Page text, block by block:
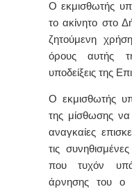
Ο εκμισθωτής
το ακίνητο στο
ζητούμενη
όρους αυτής
υποδείξεις της
Ο εκμισθωτής
της μίσθωσης να
αναγκαίες
τις
που τυχόν
άρνησης του ο